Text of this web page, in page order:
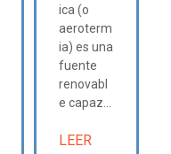
ica (o
aeroterm
ia) es una
fuente
renovabl
e capaz...
LEER